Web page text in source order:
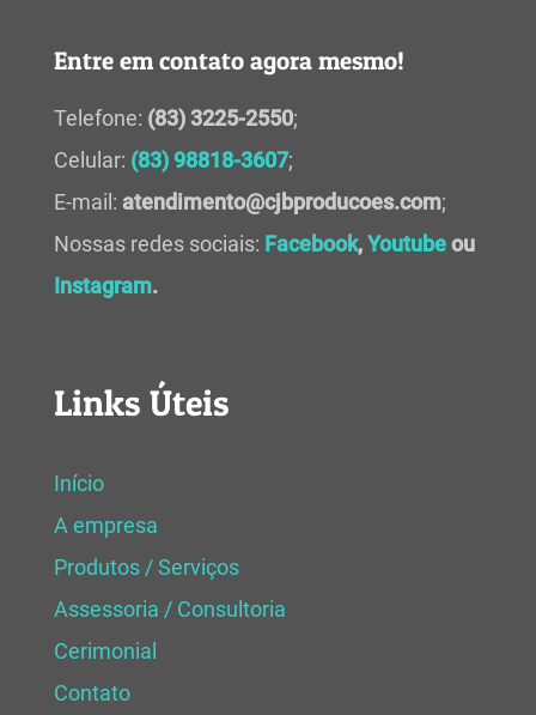
Entre em contato agora mesmo!
Telefone: (83) 3225-2550;
Celular: (83) 98818-3607;
E-mail: atendimento@cjbproducoes.com;
Nossas redes sociais: Facebook,Youtubeou
Instagram.
Links Úteis
Início
A empresa
Produtos / Serviços
Assessoria / Consultoria
Cerimonial
Contato